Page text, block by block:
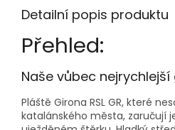
Detailní popis produktu
Přehled:
Naše vůbec
Pláště Girona RSL GR, které
katalánského města, zaručují